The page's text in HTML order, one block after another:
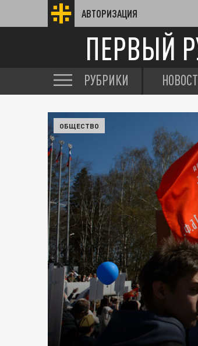
АВТОРИЗАЦИЯ
ПЕРВЫЙ
РУБРИКИ
ОБЩЕСТВО